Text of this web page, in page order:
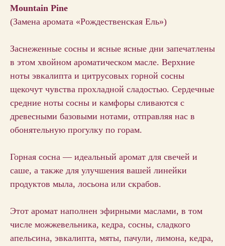
Mountain Pine
(Замена аромата «Рождественская Ель»)
Заснеженные сосны и ясные ясные дни запечатлены
в этом хвойном ароматическом масле. Верхние
ноты эвкалипта и цитрусовых горной сосны
щекочут чувства прохладной сладостью. Сердечные
средние ноты сосны и камфоры сливаются с
древесными базовыми нотами, отправляя нас в
обонятельную прогулку по горам.
Горная сосна — идеальный аромат для свечей и
саше, а также для улучшения вашей линейки
продуктов мыла, лосьона или скрабов.
Этот аромат наполнен эфирными маслами, в том
числе можжевельника, кедра, сосны, сладкого
апельсина, эвкалипта, мяты, пачули, лимона, кедра,